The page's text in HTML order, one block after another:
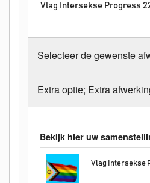
Vlag Intersekse Progress
Selecteer de gewenste
Extra optie; Extra
Bekijk hier uw
Vlag Intersekse